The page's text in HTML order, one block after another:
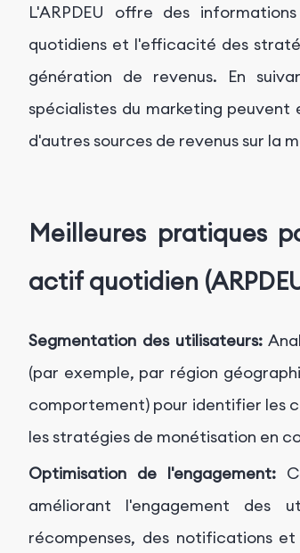
L'ARPDEU offre des
quotidiens et l'efficacité des
génération de revenus. En
spécialistes du marketing
d'autres sources de revenus sur la
Meilleures pratiques
actif quotidien
Segmentation des utilisateurs:
(par exemple, par région
comportement) pour identifier les
les stratégies de monétisation en
Optimisation de l'engagement:
améliorant l'engagement des
récompenses, des notifications